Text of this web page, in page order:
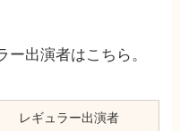
出演者はこちら。
レギュラー出演者